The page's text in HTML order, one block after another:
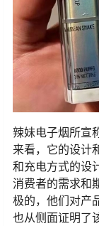
辣妹电子烟所宣
来看，它的设计
和充电方式的设
消费者的需求和
极的，他们对产
也从侧面证明了